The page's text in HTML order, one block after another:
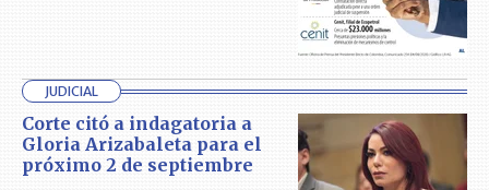
JUDICIAL
Corte citó a indagatoria a
Gloria Arizabaleta para el
próximo 2 de septiembre